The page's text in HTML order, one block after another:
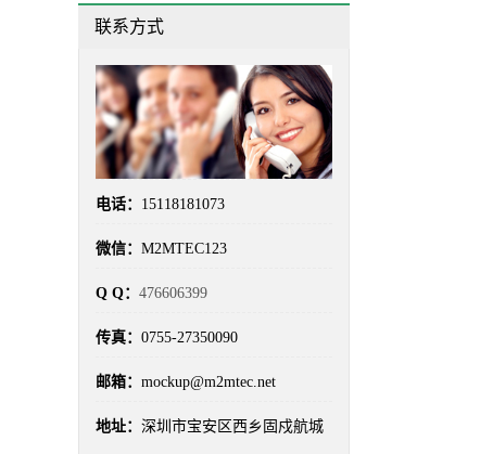
成本对比(2) 手板制造(2)
手板工艺(3) 手板打样(16)
手板打样流程(3) 手板报价(5)
手板材料(3) 手板模型(100)
联系方式
电话： 15118181073
微信： M2MTEC123
Q Q： 476606399
传真： 0755-27350090
邮箱： mockup@m2mtec.net
地址： 深圳市宝安区西乡固戍航城